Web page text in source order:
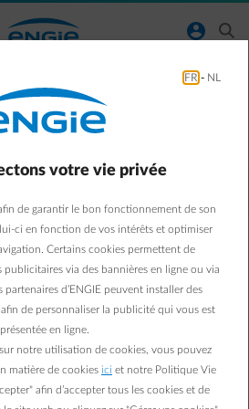
normal-account-circle search
document de reprise
reprise des énergies directement en
le document signé, pour le cas où
sur les relevés de compteurs.
FR - NL
votre vie privée
de garantir le bon fonctionnement de son
ci en fonction de vos intérêts et optimiser
Certains cookies permettent de
publicitaires via des bannières en ligne ou via
partenaires d’ENGIE peuvent installer des
de personnaliser la publicité qui vous est
présentée en ligne.
notre utilisation de cookies, vous pouvez
matière de cookies ici et notre Politique Vie
afin d’accepter tous les cookies et de